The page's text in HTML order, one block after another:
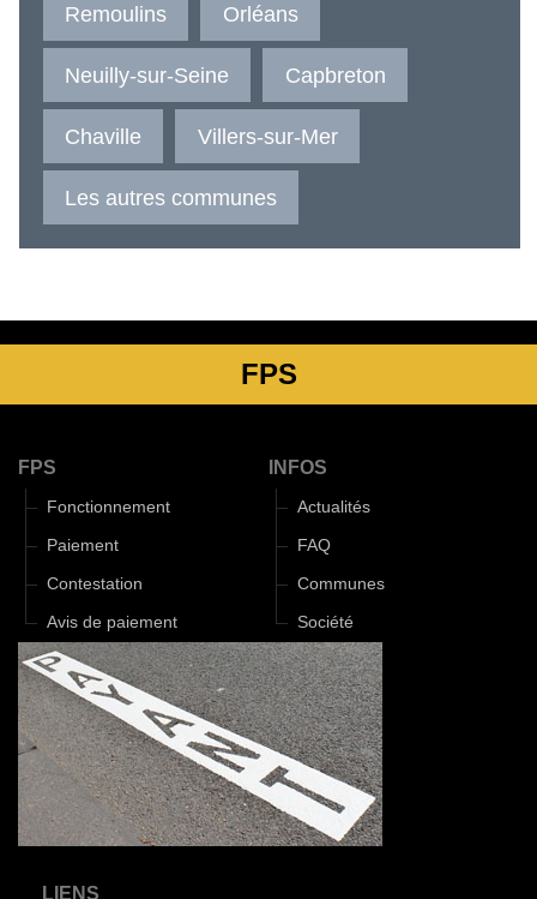
Remoulins Orléans
Neuilly-sur-Seine Capbreton
Chaville Villers-sur-Mer
Les autres communes
FPS
FPS
Fonctionnement
Paiement
Contestation
Avis de paiement
INFOS
Actualités
FAQ
Communes
Société
LIENS